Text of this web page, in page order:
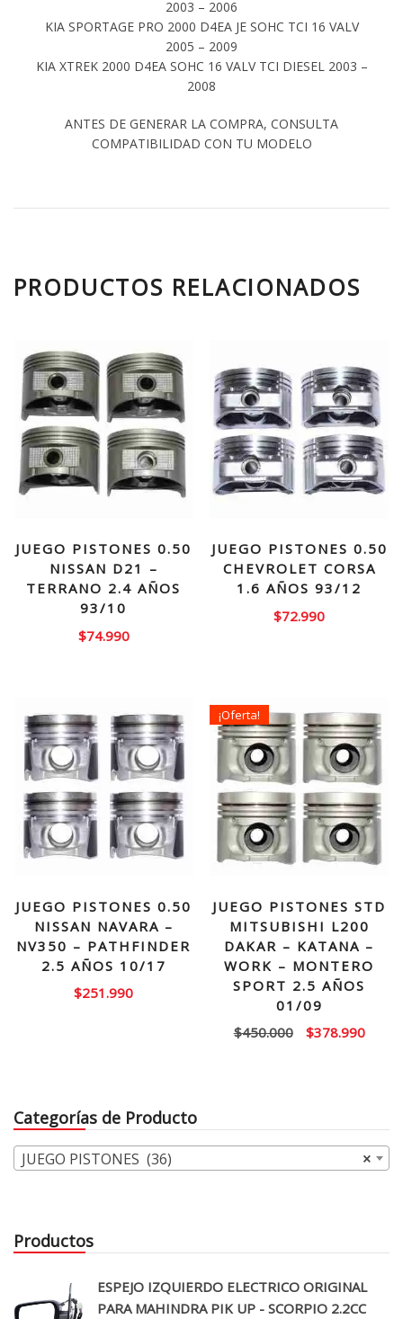
2003 – 2006
KIA SPORTAGE PRO 2000 D4EA JE SOHC TCI 16 VALV
2005 – 2009
KIA XTREK 2000 D4EA SOHC 16 VALV TCI DIESEL 2003 –
2008
ANTES DE GENERAR LA COMPRA, CONSULTA
COMPATIBILIDAD CON TU MODELO
PRODUCTOS RELACIONADOS
JUEGO PISTONES 0.50
NISSAN D21 –
TERRANO 2.4 AÑOS
93/10
$74.990
JUEGO PISTONES 0.50
CHEVROLET CORSA
1.6 AÑOS 93/12
$72.990
JUEGO PISTONES 0.50
NISSAN NAVARA –
NV350 – PATHFINDER
2.5 AÑOS 10/17
$251.990
¡Oferta!
JUEGO PISTONES STD
MITSUBISHI L200
DAKAR – KATANA –
WORK – MONTERO
SPORT 2.5 AÑOS
01/09
$450.000
El
$378.990El
Categorías de Producto
×
JUEGO PISTONES (36)
Productos
ESPEJO IZQUIERDO ELECTRICO ORIGINAL
PARA MAHINDRA PIK UP - SCORPIO 2.2CC